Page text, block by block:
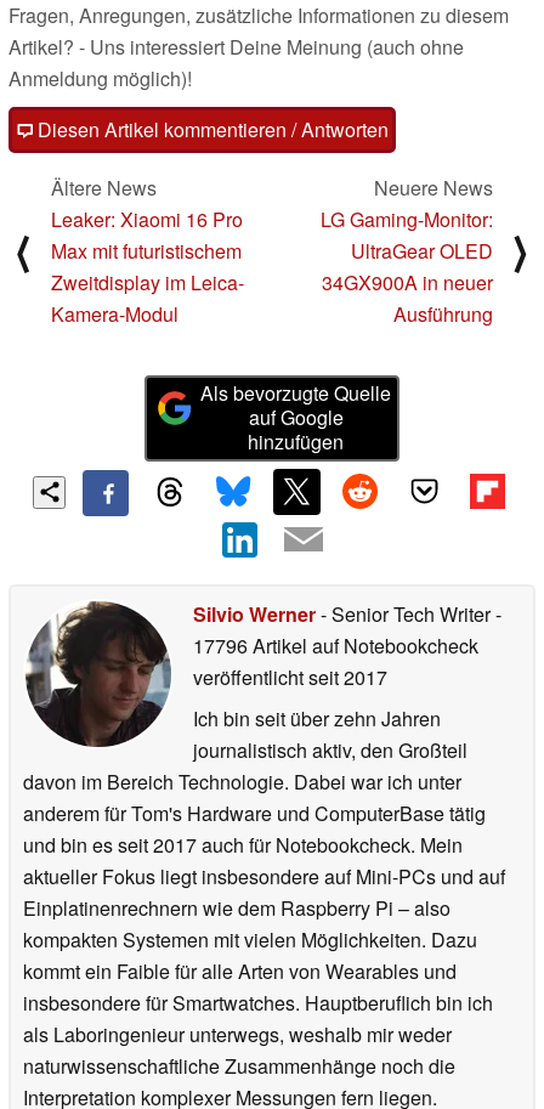
Fragen, Anregungen, zusätzliche Informationen zu diesem
Artikel? - Uns interessiert Deine Meinung (auch ohne
Anmeldung möglich)!
Diesen Artikel kommentieren / Antworten
⟨
Ältere News
Leaker: Xiaomi 16 Pro
Max mit futuristischem
Zweitdisplay im Leica-
Kamera-Modul
Neuere News
LG Gaming-Monitor:
UltraGear OLED
34GX900A in neuer
Ausführung
⟩
Als bevorzugte Quelle
auf Google
hinzufügen
Silvio Werner- Senior Tech Writer-
17796 Artikel auf Notebookcheck
veröffentlichtseit 2017
Ich bin seit über zehn Jahren
journalistisch aktiv, den Großteil
davon im Bereich Technologie. Dabei war ich unter
anderem für Tom's Hardware und ComputerBase tätig
und bin es seit 2017 auch für Notebookcheck. Mein
aktueller Fokus liegt insbesondere auf Mini-PCs und auf
Einplatinenrechnern wie dem Raspberry Pi – also
kompakten Systemen mit vielen Möglichkeiten. Dazu
kommt ein Faible für alle Arten von Wearables und
insbesondere für Smartwatches. Hauptberuflich bin ich
als Laboringenieur unterwegs, weshalb mir weder
naturwissenschaftliche Zusammenhänge noch die
Interpretation komplexer Messungen fern liegen.